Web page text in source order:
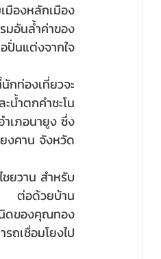
มืองหลักเมือง
มอันล้ำค่าของ
นแต่งจากใจ
กท่องเที่ยวจะ
น้ำตกคำชะโน
เภอนายูง ซึ่ง
งคาน จังหวัด
ยวาน สำหรับ
น ต่อด้วยบ้าน
ดของคุณทอง
ถเชื่อมโยงไป